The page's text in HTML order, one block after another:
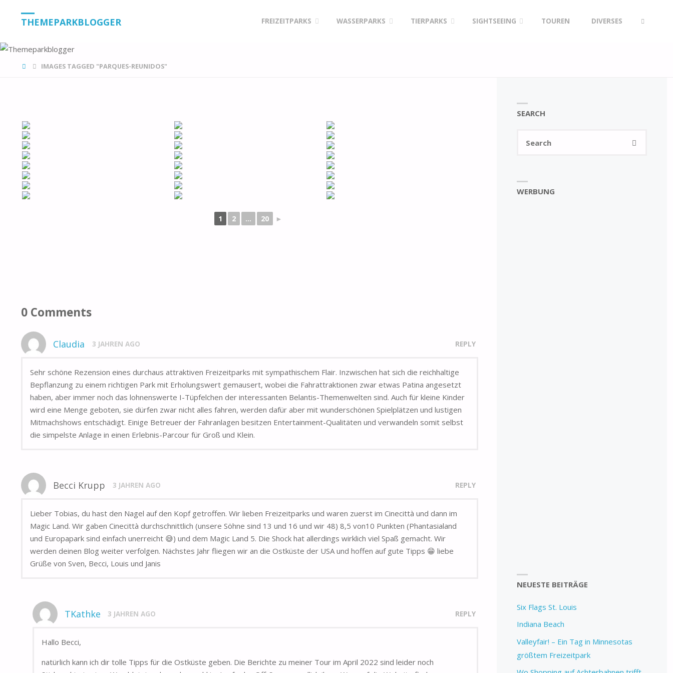
THEMEPARKBLOGGER FREIZEITPARKS WASSERPARKS TIERPARKS SIGHTSEEING TOUREN DIVERSES
HOMEIMAGES TAGGED "PARQUES-REUNIDOS"
1 2 ... 20 ►
0 Comments
Claudia 3 JAHREN AGO REPLY
Sehr schöne Rezension eines durchaus attraktiven Freizeitparks mit sympathischem Flair. Inzwischen hat sich die reichhaltige
Bepflanzung zu einem richtigen Park mit Erholungswert gemausert, wobei die Fahrattraktionen zwar etwas Patina angesetzt
haben, aber immer noch das lohnenswerte I-Tüpfelchen der interessanten Belantis-Themenwelten sind. Auch für kleine Kinder
wird eine Menge geboten, sie dürfen zwar nicht alles fahren, werden dafür aber mit wunderschönen Spielplätzen und lustigen
Mitmachshows entschädigt. Einige Betreuer der Fahranlagen besitzen Entertainment-Qualitäten und verwandeln somit selbst
die simpelste Anlage in einen Erlebnis-Parcour für Groß und Klein.
Becci Krupp 3 JAHREN AGO REPLY
Lieber Tobias, du hast den Nagel auf den Kopf getroffen. Wir lieben Freizeitparks und waren zuerst im Cinecittà und dann im
Magic Land. Wir gaben Cinecittà durchschnittlich (unsere Söhne sind 13 und 16 und wir 48) 8,5 von10 Punkten (Phantasialand
und Europapark sind einfach unerreicht 😅) und dem Magic Land 5. Die Shock hat allerdings wirklich viel Spaß gemacht. Wir
werden deinen Blog weiter verfolgen. Nächstes Jahr fliegen wir an die Ostküste der USA und hoffen auf gute Tipps 😁 liebe
Grüße von Sven, Becci, Louis und Janis
TKathke 3 JAHREN AGO REPLY
Hallo Becci,
natürlich kann ich dir tolle Tipps für die Ostküste geben. Die Berichte zu meiner Tour im April 2022 sind leider noch
SEARCH
SEARCH
WERBUNG
NEUESTE BEITRÄGE
Six Flags St. Louis
Indiana Beach
Valleyfair! – Ein Tag in Minnesotas
größtem Freizeitpark